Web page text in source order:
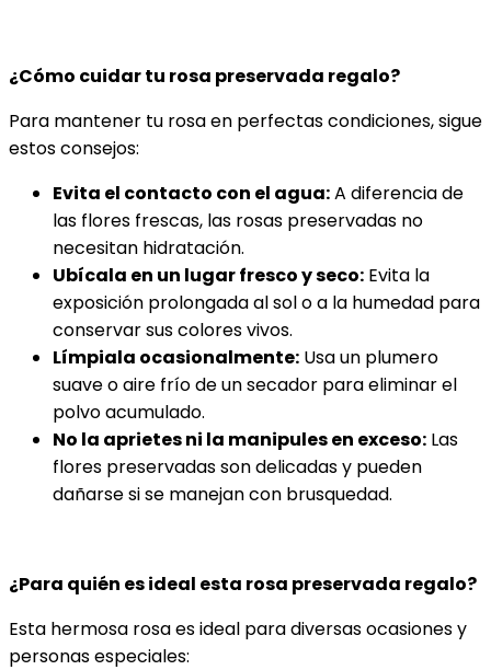
¿Cómo cuidar tu rosa preservada regalo?
Para mantener tu rosa en perfectas condiciones, sigue
estos consejos:
Evita el contacto con el agua:A diferencia de
las flores frescas, las rosas preservadas no
necesitan hidratación.
Ubícala en un lugar fresco y seco: Evita la
exposición prolongada al sol o a la humedad para
conservar sus colores vivos.
Límpiala ocasionalmente: Usa un plumero
suave o aire frío de un secador para eliminar el
polvo acumulado.
No la aprietes ni la manipules en exceso: Las
flores preservadas son delicadas y pueden
dañarse si se manejan con brusquedad.
¿Para quién es ideal esta rosa preservada regalo?
Esta hermosa rosa es ideal para diversas ocasiones y
personas especiales: